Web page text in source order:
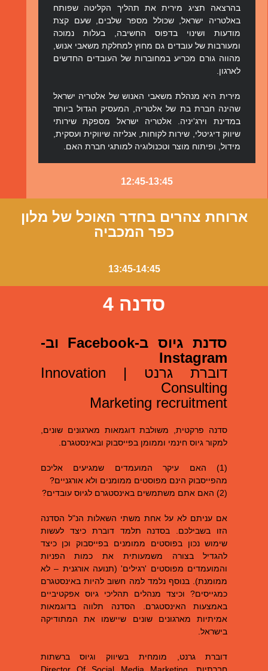
בהרצאה תציג מירית את תהליך הקליטה שפותח
באלטריה ישראל, שכולל מספר שלבים, שעם קצת
מודעות ושינוי בדפוס החשיבה, בעלות נמוכה
ומעורבות של עובדים גם מחוץ למחלקת משאבי אנוש,
מהווה גורם מכריע במחוברות של העובדים החדשים
לארגון.
מירית היא מנהלת משאבי האנוש של אלטריה ישראל
שהינה חברת בת של אלטריה, המעסיק הגדול ביותר
במדינת וירג'יניה. אלטריה ישראל מספקת שירותי
שיווק דיגיטלי, שירות לקוחות, אנליזה שיווקית ועסקית,
מידול, ופיתוח מוצר וטכנולוגיה למותגי חברת האם.
12:45-13:45
ארוחת צהרים בחדר האוכל של מלון
כפר המכביה
13:45-14:45
סדנה 4
סדנת גיוס ב-Facebook וב-
Instagram
דוברת גרנט | Innovation
Consulting
Marketing recruitment
סדנה פרקטית, משולבת דוגמאות מארגונים שונים,
למקור גיוס חינמי וממומן בפייסבוק ובאינסטגרם.
(1) האם עיקר המועמדים שמגיעים אליכם
מהפייסבוק הינם מפוסטים ממומנים ולא אורגניים?
(2) האם אתם משתמשים באינסטגרם לגיוס עובדים?
אם עניתם לא על אחת משתי השאלות הנ"ל הסדנה
הזו בשבילכם. בסדנה תלמד דוברת כיצד לעשות
שימוש נכון בפוסטים ממומנים בפייסבוק וכן כיצד
להגדיל בצורה משמעותית את כמות הפניות
והמועמדים מפוסטים 'רגילים' (תנועה אורגנית – לא
ממומנת). בנוסף נלמד למה חשוב להיות באינסטגרם
כמגייסים? וכיצד מנהלים תהליכי גיוס אפקטיביים
באמצעות האינסטגרם. הסדנה תלווה בדוגמאות
אמיתיות מארגונים שונים שיישמו את המתודיקה
בישראל.
דוברת גרנט, מומחית בשיווק וגיוס ברשתות